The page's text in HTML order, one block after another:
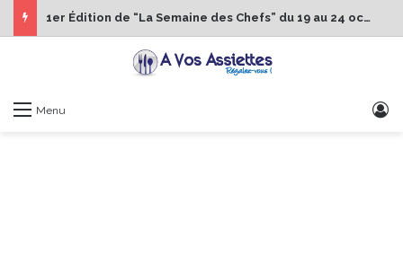
1er Édition de “La Semaine des Chefs” du 19 au 24 octobre 2026
Menu